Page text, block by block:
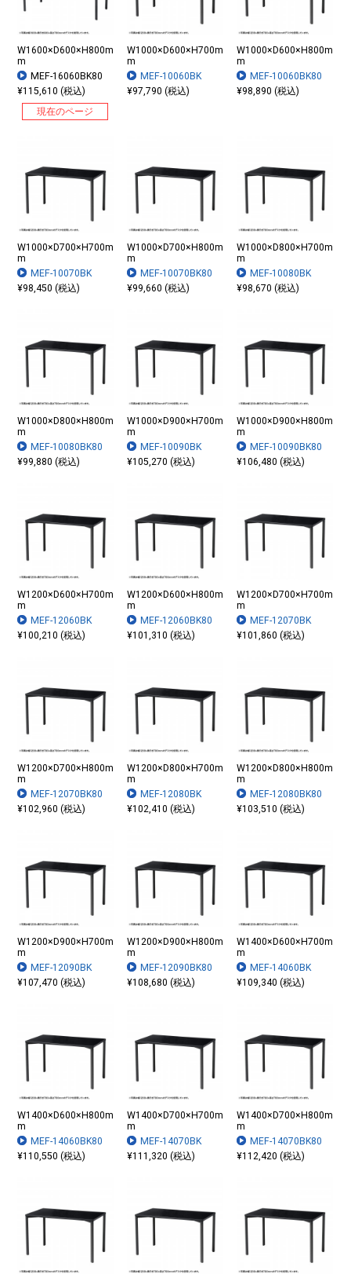
W1600×D600×H800m
m
MEF-16060BK80
¥115,610 (税込)
現在のページ
W1000×D600×H700m
m
MEF-10060BK
¥97,790 (税込)
W1000×D600×H800m
m
MEF-10060BK80
¥98,890 (税込)
W1000×D700×H700m
m
MEF-10070BK
¥98,450 (税込)
W1000×D700×H800m
m
MEF-10070BK80
¥99,660 (税込)
W1000×D800×H700m
m
MEF-10080BK
¥98,670 (税込)
W1000×D800×H800m
m
MEF-10080BK80
¥99,880 (税込)
W1000×D900×H700m
m
MEF-10090BK
¥105,270 (税込)
W1000×D900×H800m
m
MEF-10090BK80
¥106,480 (税込)
W1200×D600×H700m
m
MEF-12060BK
¥100,210 (税込)
W1200×D600×H800m
m
MEF-12060BK80
¥101,310 (税込)
W1200×D700×H700m
m
MEF-12070BK
¥101,860 (税込)
W1200×D700×H800m
m
MEF-12070BK80
¥102,960 (税込)
W1200×D800×H700m
m
MEF-12080BK
¥102,410 (税込)
W1200×D800×H800m
m
MEF-12080BK80
¥103,510 (税込)
W1200×D900×H700m
m
MEF-12090BK
¥107,470 (税込)
W1200×D900×H800m
m
MEF-12090BK80
¥108,680 (税込)
W1400×D600×H700m
m
MEF-14060BK
¥109,340 (税込)
W1400×D600×H800m
m
MEF-14060BK80
¥110,550 (税込)
W1400×D700×H700m
m
MEF-14070BK
¥111,320 (税込)
W1400×D700×H800m
m
MEF-14070BK80
¥112,420 (税込)